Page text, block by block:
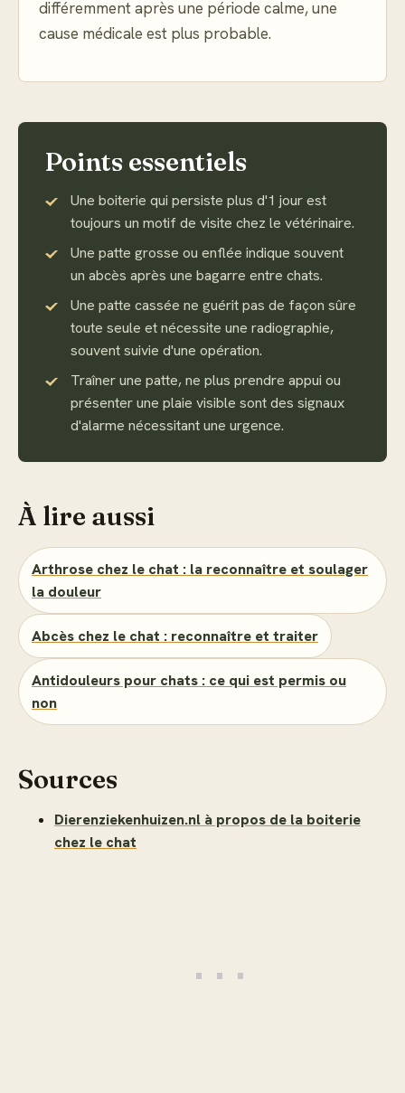
différemment après une période calme, une
cause médicale est plus probable.
Points essentiels
Une boiterie qui persiste plus d'1 jour est
toujours un motif de visite chez le vétérinaire.
Une patte grosse ou enflée indique souvent
un abcès après une bagarre entre chats.
Une patte cassée ne guérit pas de façon sûre
toute seule et nécessite une radiographie,
souvent suivie d'une opération.
Traîner une patte, ne plus prendre appui ou
présenter une plaie visible sont des signaux
d'alarme nécessitant une urgence.
À lire aussi
Arthrose chez le chat : la reconnaître et soulager
la douleur
Abcès chez le chat : reconnaître et traiter
Antidouleurs pour chats : ce qui est permis ou
non
Sources
Dierenziekenhuizen.nl à propos de la boiterie
chez le chat